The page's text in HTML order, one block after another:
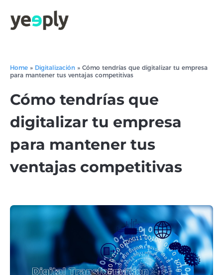
Home » Digitalización » Cómo tendrías que digitalizar tu empresa
para mantener tus ventajas competitivas
Cómo tendrías que
digitalizar tu empresa
para mantener tus
ventajas competitivas